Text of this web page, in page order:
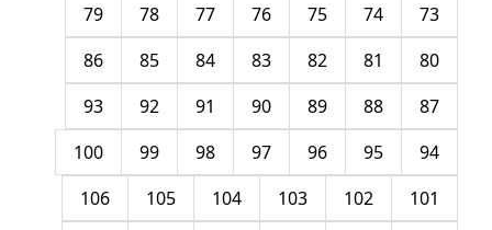
73
74
75
76
77
78
79
80
81
82
83
84
85
86
87
88
89
90
91
92
93
94
95
96
97
98
99
100
101
102
103
104
105
106